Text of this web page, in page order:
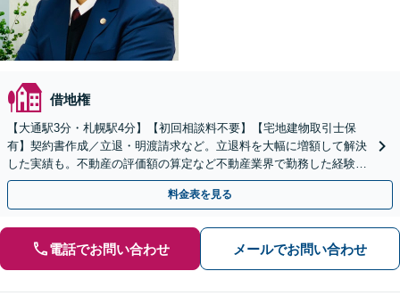
借地権
【大通駅3分・札幌駅4分】【初回相談料不要】【宅地建物取引士保
有】契約書作成／立退・明渡請求など。立退料を大幅に増額して解決
した実績も。不動産の評価額の算定など不動産業界で勤務した経験を
活かして相談者さまの目指す解決へ尽力いたします
料金表を見る
電話でお問い合わせ メールでお問い合わせ